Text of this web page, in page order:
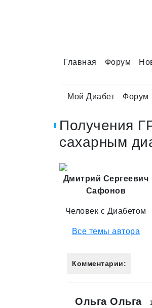
Главная Форум
Мой Диабет Форум
Получения
сахарным
Дмитрий Сергеевич
Сафонов
Человек с Диабетом
Все темы автора
Комментарии:
Ольга Ольга